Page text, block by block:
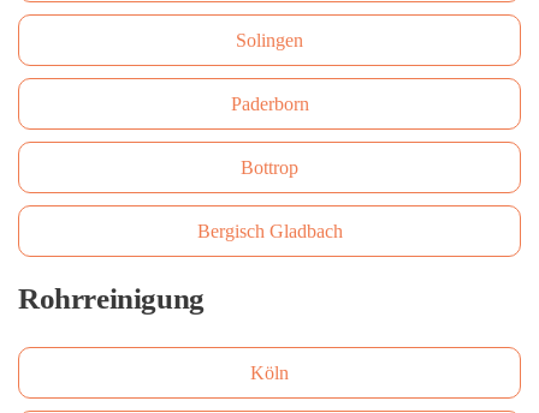
Solingen
Paderborn
Bottrop
Bergisch Gladbach
Rohrreinigung
Köln